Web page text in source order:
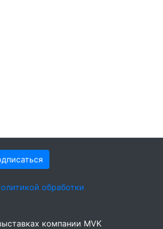
обработки
компании MVK